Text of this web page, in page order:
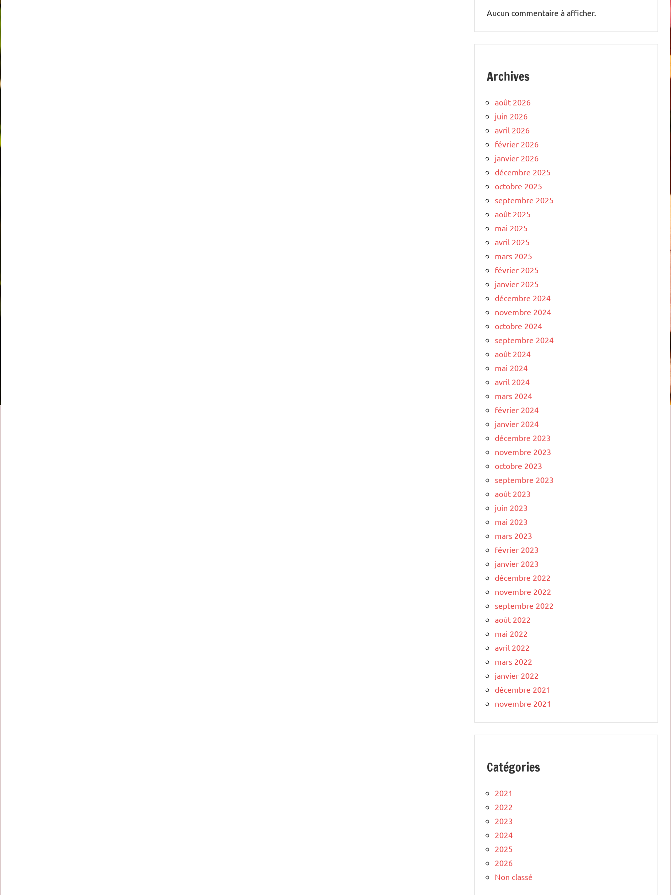
Aucun commentaire à afficher.
Archives
août 2026
juin 2026
avril 2026
février 2026
janvier 2026
décembre 2025
octobre 2025
septembre 2025
août 2025
mai 2025
avril 2025
mars 2025
février 2025
janvier 2025
décembre 2024
novembre 2024
octobre 2024
septembre 2024
août 2024
mai 2024
avril 2024
mars 2024
février 2024
janvier 2024
décembre 2023
novembre 2023
octobre 2023
septembre 2023
août 2023
juin 2023
mai 2023
mars 2023
février 2023
janvier 2023
décembre 2022
novembre 2022
septembre 2022
août 2022
mai 2022
avril 2022
mars 2022
janvier 2022
décembre 2021
novembre 2021
Catégories
2021
2022
2023
2024
2025
2026
Non classé